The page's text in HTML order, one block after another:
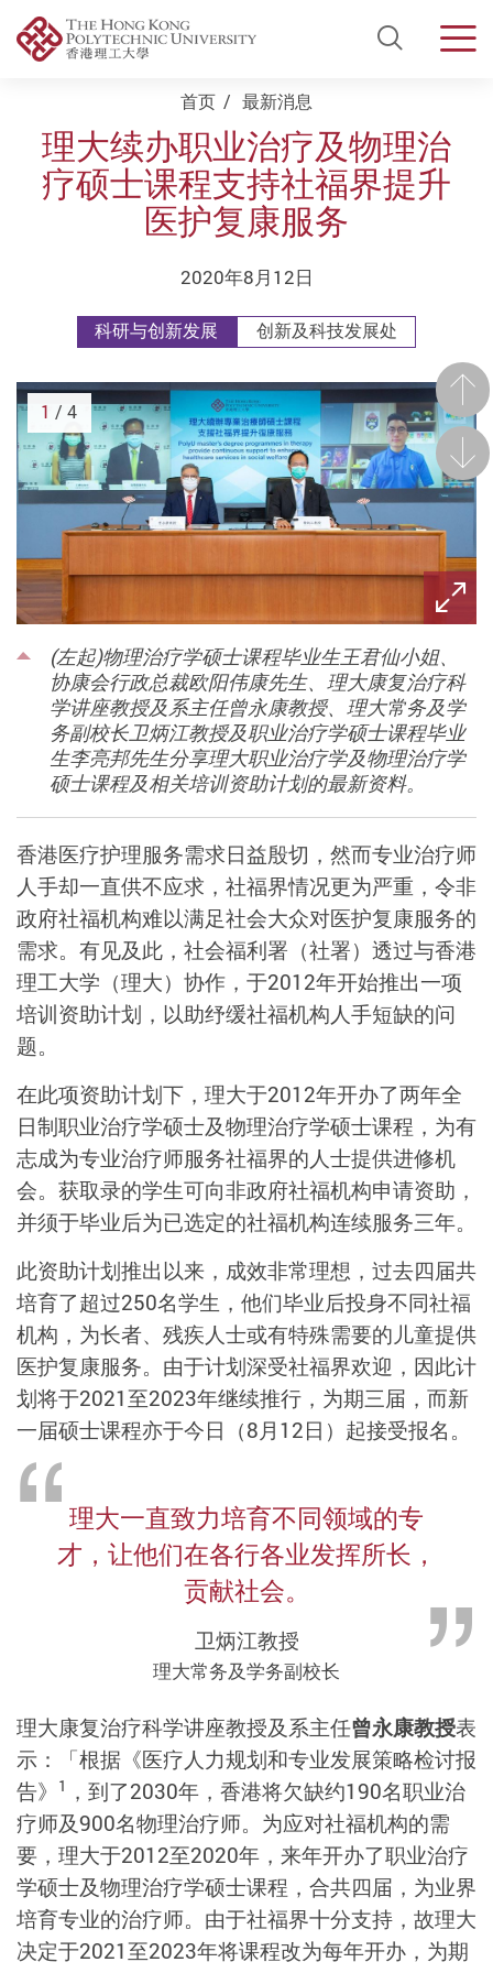
Open
首页 最新消息
理大续办职业治疗及物理治
疗硕士课程支持社福界提升
医护复康服务
2020年8月12日
科研与创新发展 创新及科技发展处
前
(左起)物理治疗学硕士课程毕业生王君仙小姐、
协康会行政总裁欧阳伟康先生、理大康复治疗科
学讲座教授及系主任曾永康教授、理大常务及学
务副校长卫炳江教授及职业治疗学硕士课程毕业
生李亮邦先生分享理大职业治疗学及物理治疗学
硕士课程及相关培训资助计划的最新资料。
后一
1 / 4
香港医疗护理服务需求日益殷切，然而专业治疗师
人手却一直供不应求，社福界情况更为严重，令非
政府社福机构难以满足社会大众对医护复康服务的
需求。有见及此，社会福利署（社署）透过与香港
理工大学（理大）协作，于2012年开始推出一项
培训资助计划，以助纾缓社福机构人手短缺的问
题。
在此项资助计划下，理大于2012年开办了两年全
日制职业治疗学硕士及物理治疗学硕士课程，为有
志成为专业治疗师服务社福界的人士提供进修机
会。获取录的学生可向非政府社福机构申请资助，
并须于毕业后为已选定的社福机构连续服务三年。
此资助计划推出以来，成效非常理想，过去四届共
培育了超过250名学生，他们毕业后投身不同社福
机构，为长者、残疾人士或有特殊需要的儿童提供
医护复康服务。由于计划深受社福界欢迎，因此计
划将于2021至2023年继续推行，为期三届，而新
一届硕士课程亦于今日（8月12日）起接受报名。
理大一直致力培育不同领域的专
才，让他们在各行各业发挥所长，
贡献社会。
卫炳江教授
理大常务及学务副校长
理大康复治疗科学讲座教授及系主任曾永康教授表
示：「根据《医疗人力规划和专业发展策略检讨报
告》 1 ，到了2030年，香港将欠缺约190名职业治
疗师及900名物理治疗师。为应对社福机构的需
要，理大于2012至2020年，来年开办了职业治疗
学硕士及物理治疗学硕士课程，合共四届，为业界
培育专业的治疗师。由于社福界十分支持，故理大
决定于2021至2023年将课程改为每年开办，为期